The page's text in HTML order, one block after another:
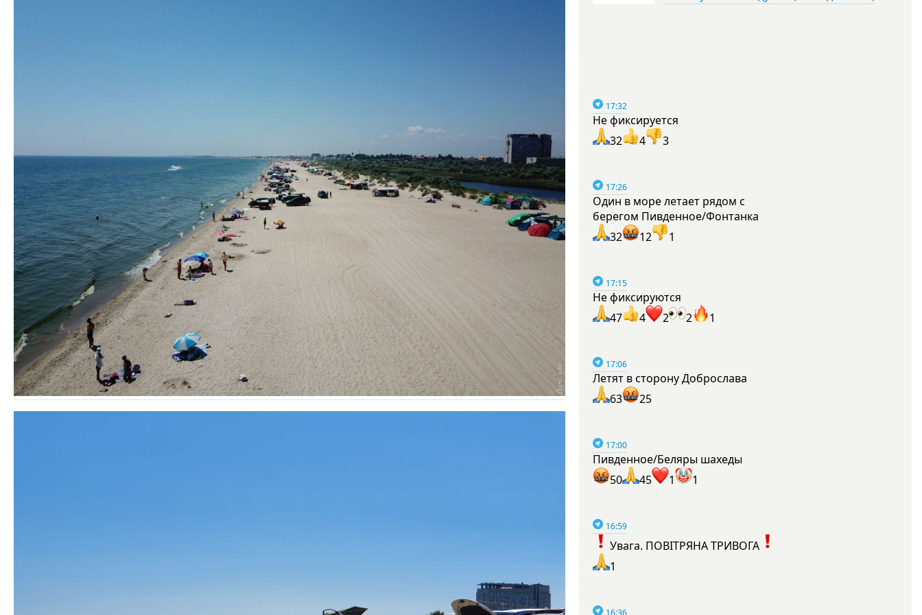
17:32
Не фиксируется
32
4 3
17:26
Один в море летает рядом с
берегом Пивденное/Фонтанка
32
12 1
17:15
Не фиксируются
47
4 2 2 1
17:06
Летят в сторону Доброслава
63
25
17:00
Пивденное/Беляры шахеды
50
45 1 1
16:59
Увага. ПОВІТРЯНА ТРИВОГА
1
16:36